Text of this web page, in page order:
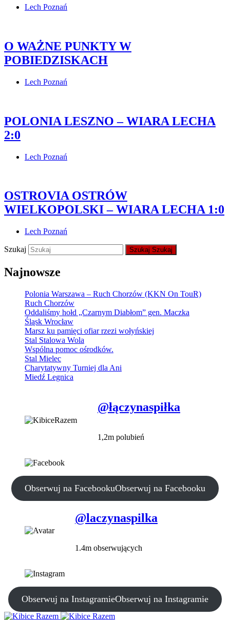
Lech Poznań
O WAŻNE PUNKTY W
POBIEDZISKACH
Lech Poznań
POLONIA LESZNO – WIARA LECHA
2:0
Lech Poznań
OSTROVIA OSTRÓW
WIELKOPOLSKI – WIARA LECHA 1:0
Lech Poznań
Szukaj Szukaj Szukaj
Najnowsze
Polonia Warszawa – Ruch Chorzów (KKN On TouR)
Ruch Chorzów
Oddaliśmy hołd „Czarnym Diabłom” gen. Maczka
Śląsk Wrocław
Marsz ku pamięci ofiar rzezi wołyńskiej
Stal Stalowa Wola
Wspólna pomoc ośrodków.
Stal Mielec
Charytatywny Turniej dla Ani
Miedź Legnica
@łączynaspiłka
1,2m polubień
Obserwuj na FacebookuObserwuj na Facebooku
@laczynaspilka
1.4m obserwujących
Obserwuj na InstagramieObserwuj na Instagramie